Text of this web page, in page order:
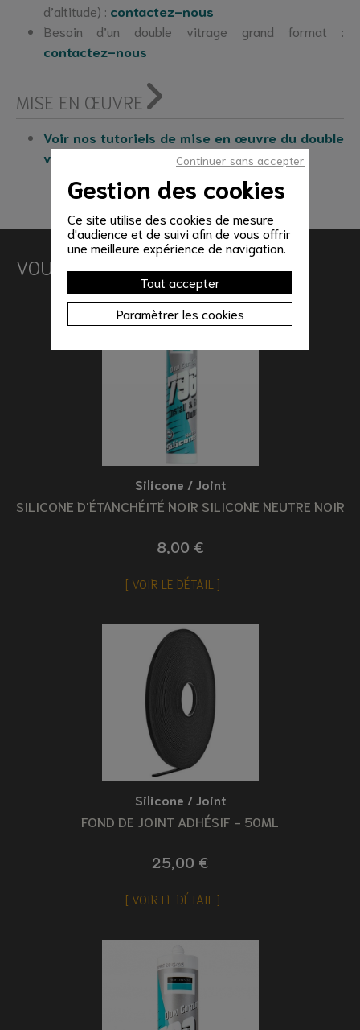
Gestion des cookies
Ce site utilise des cookies de mesure
d'audience et de suivi afin de vous offrir
une meilleure expérience de navigation.
Tout accepter
Paramètrer les cookies
Continuer sans accepter
d’altitude) : contactez-nous
Besoin d’un double vitrage grand format :
contactez-nous
MISE EN ŒUVRE
Voir nos tutoriels de mise en œuvre du double
vitrage
VOUS AIMEREZ AUSSI
Silicone / Joint
SILICONE D'ÉTANCHÉITÉ NOIR SILICONE NEUTRE NOIR
8,00 €
VOIR LE DÉTAIL
Silicone / Joint
FOND DE JOINT ADHÉSIF - 50ML
25,00 €
VOIR LE DÉTAIL